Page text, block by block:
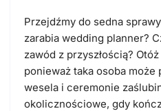
Przejdźmy do sedna
zarabia wedding planner?
zawód z przyszłością?
ponieważ taka osoba
wesela i ceremonie
okolicznościowe, gdy